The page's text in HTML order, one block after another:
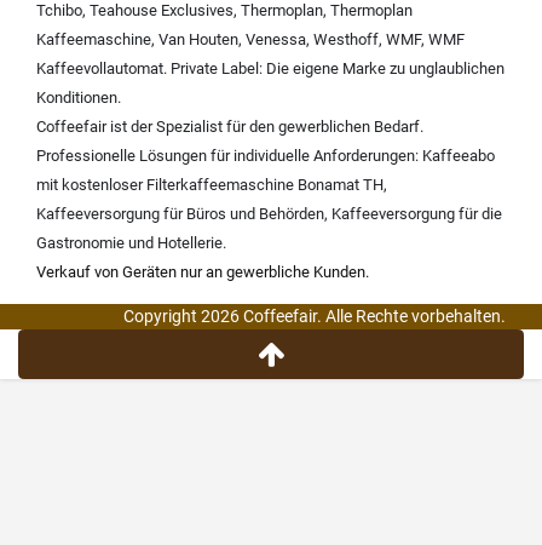
Tchibo, Teahouse Exclusives, Thermoplan, Thermoplan
Kaffeemaschine, Van Houten, Venessa, Westhoff, WMF, WMF
Kaffeevollautomat. Private Label: Die eigene Marke zu unglaublichen
Konditionen.
Coffeefair ist der Spezialist für den gewerblichen Bedarf.
Professionelle Lösungen für individuelle Anforderungen: Kaffeeabo
mit kostenloser Filterkaffeemaschine Bonamat TH,
Kaffeeversorgung für Büros und Behörden, Kaffeeversorgung für die
Gastronomie und Hotellerie.
Verkauf von Geräten nur an gewerbliche Kunden.
Copyright 2026 Coffeefair. Alle Rechte vorbehalten.